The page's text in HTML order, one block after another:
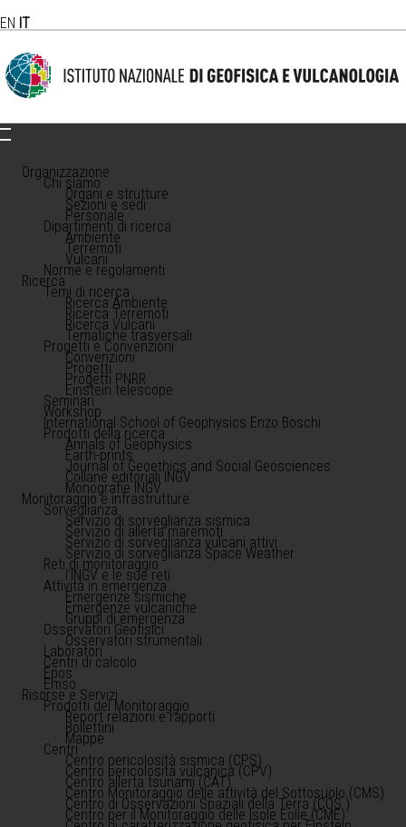
EN IT
Organizzazione
Chi siamo
Organi e strutture
Sezioni e sedi
Personale
Dipartimenti di ricerca
Ambiente
Terremoti
Vulcani
Norme e regolamenti
Ricerca
Temi di ricerca
Ricerca Ambiente
Ricerca Terremoti
Ricerca Vulcani
Tematiche trasversali
Progetti e Convenzioni
Convenzioni
Progetti
Progetti PNRR
Einstein telescope
Seminari
Workshop
International School of Geophysics Enzo Boschi
Prodotti della ricerca
Annals of Geophysics
Earth-prints
Journal of Geoethics and Social Geosciences
Collane editoriali INGV
Monografie INGV
Monitoraggio e infrastrutture
Sorveglianza
Servizio di sorveglianza sismica
Servizio di allerta maremoti
Servizio di sorveglianza vulcani attivi
Servizio di sorveglianza Space Weather
Reti di monitoraggio
l'INGV e le sue reti
Attività in emergenza
Emergenze sismiche
Emergenze vulcaniche
Gruppi di emergenza
Osservatori Geofisici
Osservatori strumentali
Laboratori
Centri di calcolo
Epos
Emso
Risorse e Servizi
Prodotti del Monitoraggio
Report relazioni e rapporti
Bollettini
Mappe
Centri
Centro pericolosità sismica (CPS)
Centro pericolosità vulcanica (CPV)
Centro allerta tsunami (CAT)
Centro Monitoraggio delle attività del Sottosuolo (CMS)
Centro di Osservazioni Spaziali della Terra (COS )
Centro per il Monitoraggio delle Isole Eolie (CME)